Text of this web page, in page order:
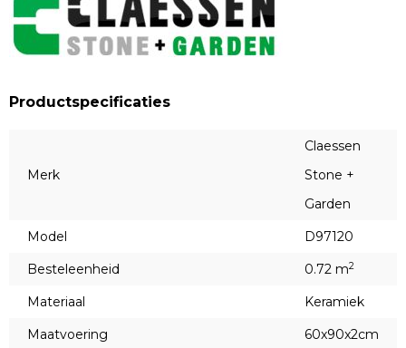
Productspecificaties
Merk
Claessen
Stone +
Garden
Model
D97120
Besteleenheid
0.72 m2
Materiaal
Keramiek
Maatvoering
60x90x2cm